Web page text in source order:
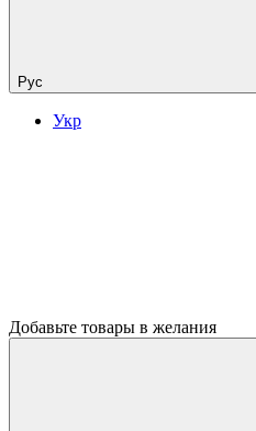
Рус
Укр
Добавьте товары в желания